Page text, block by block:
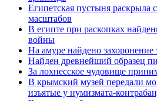
Египетская пустыня раскрыла
масштабов
В египте при раскопках
войны
На амуре найдено захоронение
Найден древнейший образец
За лохнесское чудовище
В крымский музей передали
изъятые у нумизмата-